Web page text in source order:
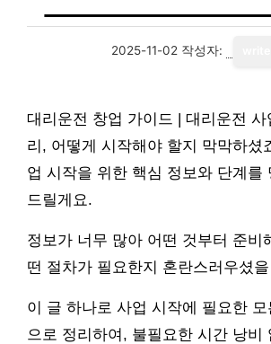
2025-11-02 작성자:
대리운전 창업 가이드 | 대리운전 사
리, 어떻게 시작해야 할지 막막하셨
업 시작을 위한 핵심 정보와 단계를
드릴게요.
정보가 너무 많아 어떤 것부터 준비
떤 절차가 필요한지 혼란스러우셨
이 글 하나로 사업 시작에 필요한
으로 정리하여, 불필요한 시간 낭비